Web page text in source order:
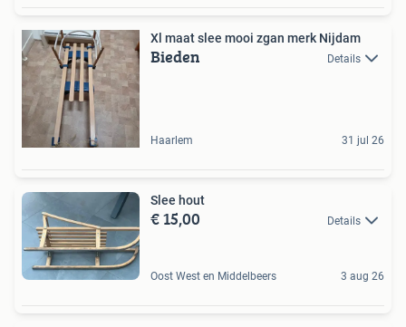
Xl maat slee mooi zgan merk Nijdam
Bieden Details
Haarlem 31 jul 26
Slee hout
€ 15,00 Details
Oost West en Middelbeers 3 aug 26